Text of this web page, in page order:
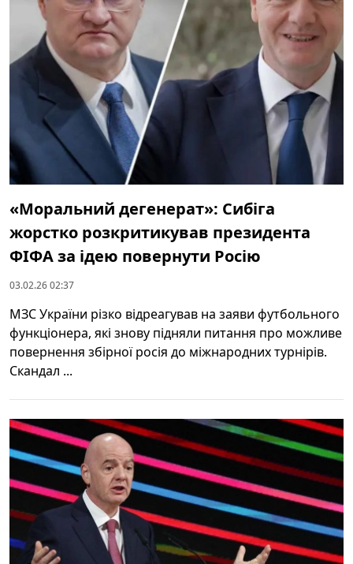
«Моральний дегенерат»: Сибіга
жорстко розкритикував президента
ФІФА за ідею повернути Росію
03.02.26 02:37
МЗС України різко відреагував на заяви футбольного
функціонера, які знову підняли питання про можливе
повернення збірної росія до міжнародних турнірів.
Скандал ...